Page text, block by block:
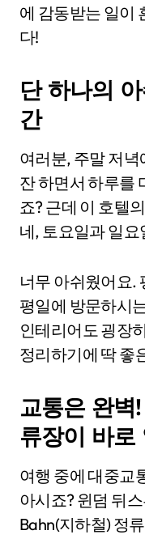
에 감동받는 일이
다!
단 하나의
간
여러분, 주말 저
잔 하면서 하루를
죠? 근데 이 호텔
네, 토요일과 일
너무 아쉬웠어요.
평일에 방문하시
인테리어도 굉장
정리하기에 딱 좋
교통은 완
류장이 바로
여행 중에 대중교
아시죠? 윈덤 뒤
Bahn(지하철) 정